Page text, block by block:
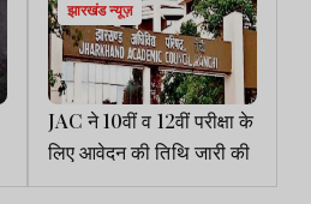
झारखंड न्यूज़
JAC ने 10वीं व 12वीं परीक्षा के
लिए आवेदन की तिथि जारी की